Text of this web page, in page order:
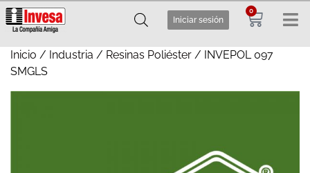
Iniciar sesión
0
Inicio / Industria / Resinas Poliéster / INVEPOL 097
SMGLS